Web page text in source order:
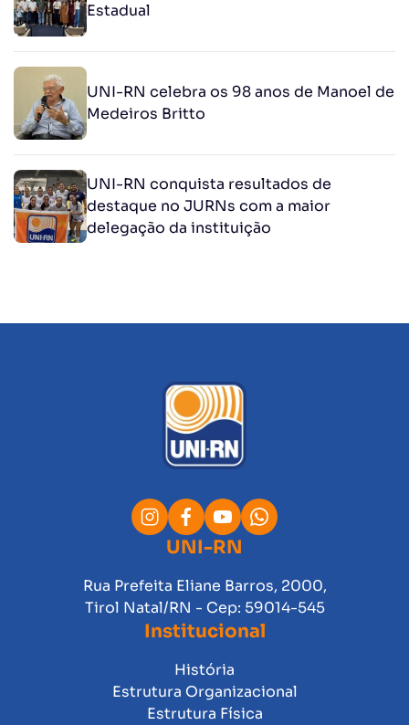
Estadual
UNI-RN celebra os 98 anos de Manoel de
Medeiros Britto
UNI-RN conquista resultados de
destaque no JURNs com a maior
delegação da instituição
UNI-RN
Rua Prefeita Eliane Barros, 2000,
Tirol Natal/RN - Cep: 59014-545
Institucional
História
Estrutura Organizacional
Estrutura Física